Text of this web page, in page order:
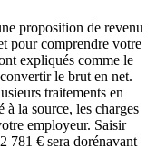
proposition de revenu
pour comprendre votre
expliqués comme le
le brut en net.
traitements en
à la source, les charges
employeur. Saisir
781 € sera dorénavant